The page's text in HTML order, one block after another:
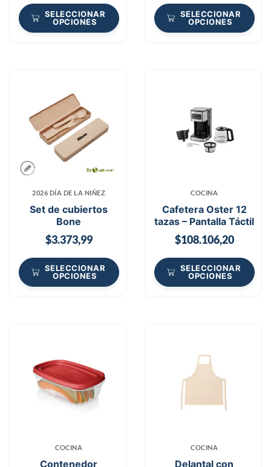
SELECCIONAR
OPCIONES
SELECCIONAR
OPCIONES
2026 DÍA DE LA NIÑEZ
Set de cubiertos
Bone
$3.373,99
SELECCIONAR
OPCIONES
COCINA
Cafetera Oster 12
tazas – Pantalla Táctil
$108.106,20
SELECCIONAR
OPCIONES
COCINA
Contenedor
COCINA
Delantal con